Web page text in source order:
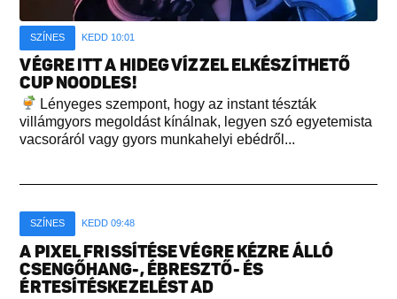
SZÍNES KEDD 10:01
VÉGRE ITT A HIDEG VÍZZEL ELKÉSZÍTHETŐ
CUP NOODLES!
Lényeges szempont, hogy az instant tészták
villámgyors megoldást kínálnak, legyen szó egyetemista
vacsoráról vagy gyors munkahelyi ebédről...
SZÍNES KEDD 09:48
A PIXEL FRISSÍTÉSE VÉGRE KÉZRE ÁLLÓ
CSENGŐHANG-, ÉBRESZTŐ- ÉS
ÉRTESÍTÉSKEZELÉST AD